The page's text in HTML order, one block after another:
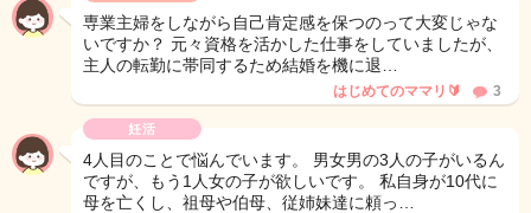
専業主婦をしながら自己肯定感を保つのって大変じゃな
いですか？ 元々資格を活かした仕事をしていましたが、
主人の転勤に帯同するため結婚を機に退…
はじめてのママリ🔰 3
妊活
4人目のことで悩んでいます。 男女男の3人の子がいるん
ですが、もう1人女の子が欲しいです。 私自身が10代に
母を亡くし、祖母や伯母、従姉妹達に頼っ…